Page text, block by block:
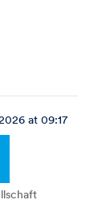
at 09:17